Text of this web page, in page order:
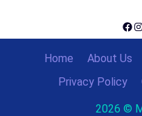
Home About Us
Privacy Policy
2026 ©